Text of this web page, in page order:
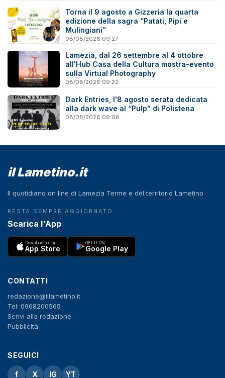
Torna il 9 agosto a Gizzeria la quarta
edizione della sagra “Patati, Pipi e
Mulingiani”
08/08/2026 09:27
Lamezia, dal 26 settembre al 4 ottobre
all'Hub Casa della Cultura mostra-evento
sulla Virtual Photography
08/08/2026 09:22
Dark Entries, l'8 agosto serata dedicata
alla dark wave al “Pulp” di Polistena
08/08/2026 09:08
il Lametino.it
Il quotidiano on line di Lamezia Terme e del territorio Lametino
RESTA SEMPRE AGGIORNATO
Scarica l'App
Download on the
App Store
GET IT ON
Google Play
CONTATTI
redazione@illametino.it
Tel: 0968200565
Scrivi alla redazione
Pubblicità
SEGUICI
f X IG YT